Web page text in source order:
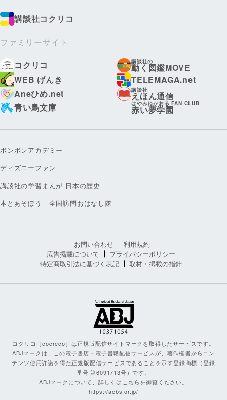
講談社コクリコ
ファミリーサイト
コクリコ
講談社の
動く図鑑MOVE
WEB げんき
TELEMAGA.net
Aneひめ.net
講談社
えほん通信
青い鳥文庫
はやみねかおる FAN CLUB
赤い夢学園
ボンボンアカデミー
ディズニーファン
講談社の学習まんが 日本の歴史
本とあそぼう 全国訪問おはなし隊
お問い合わせ
利用規約
広告掲載について
プライバシーポリシー
特定商取引法に基づく表記
取材・掲載の指針
コクリコ［cocreco］は正規版配信サイトマークを取得したサービスです。
ABJマークは、この電子書店・電子書籍配信サービスが、著作権者からコン
テンツ使用許諾を得た正規版配信サービスであることを示す登録商標（登録
番号 第6091713号）です。
ABJマークについて、詳しくはこちらを御覧ください。
https://aebs.or.jp/